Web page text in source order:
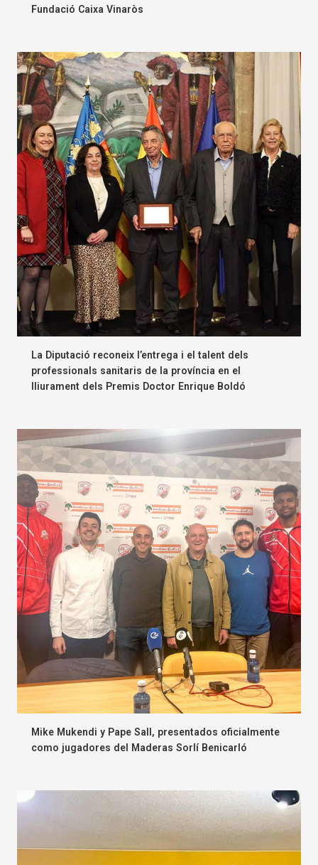
Fundació Caixa Vinaròs
La Diputació reconeix l’entrega i el talent dels
professionals sanitaris de la província en el
lliurament dels Premis Doctor Enrique Boldó
Mike Mukendi y Pape Sall, presentados oficialmente
como jugadores del Maderas Sorlí Benicarló